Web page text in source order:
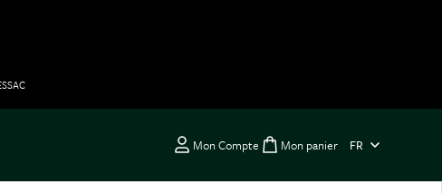
Mon Compte Toggle minicart,
Mon panier FR